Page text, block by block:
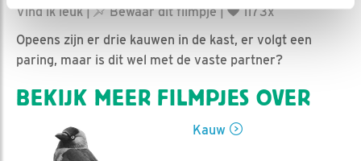
Vind ik leuk| Bewaar dit filmpje|
1173x
Opeens zijn er drie kauwen in de kast, er volgt een
paring, maar is dit wel met de vaste partner?
BEKIJK MEER FILMPJES OVER
Kauw